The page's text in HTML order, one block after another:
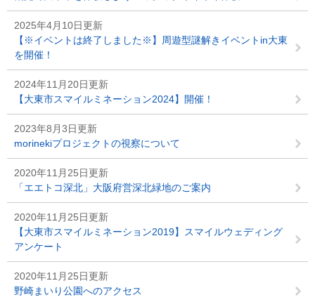
2025年4月10日更新
【※イベントは終了しました※】周遊型謎解きイベントin大東
を開催！
2024年11月20日更新
【大東市スマイルミネーション2024】開催！
2023年8月3日更新
morinekiプロジェクトの視察について
2020年11月25日更新
「エエトコ深北」大阪府営深北緑地のご案内
2020年11月25日更新
【大東市スマイルミネーション2019】スマイルウェディング
アンケート
2020年11月25日更新
野崎まいり公園へのアクセス